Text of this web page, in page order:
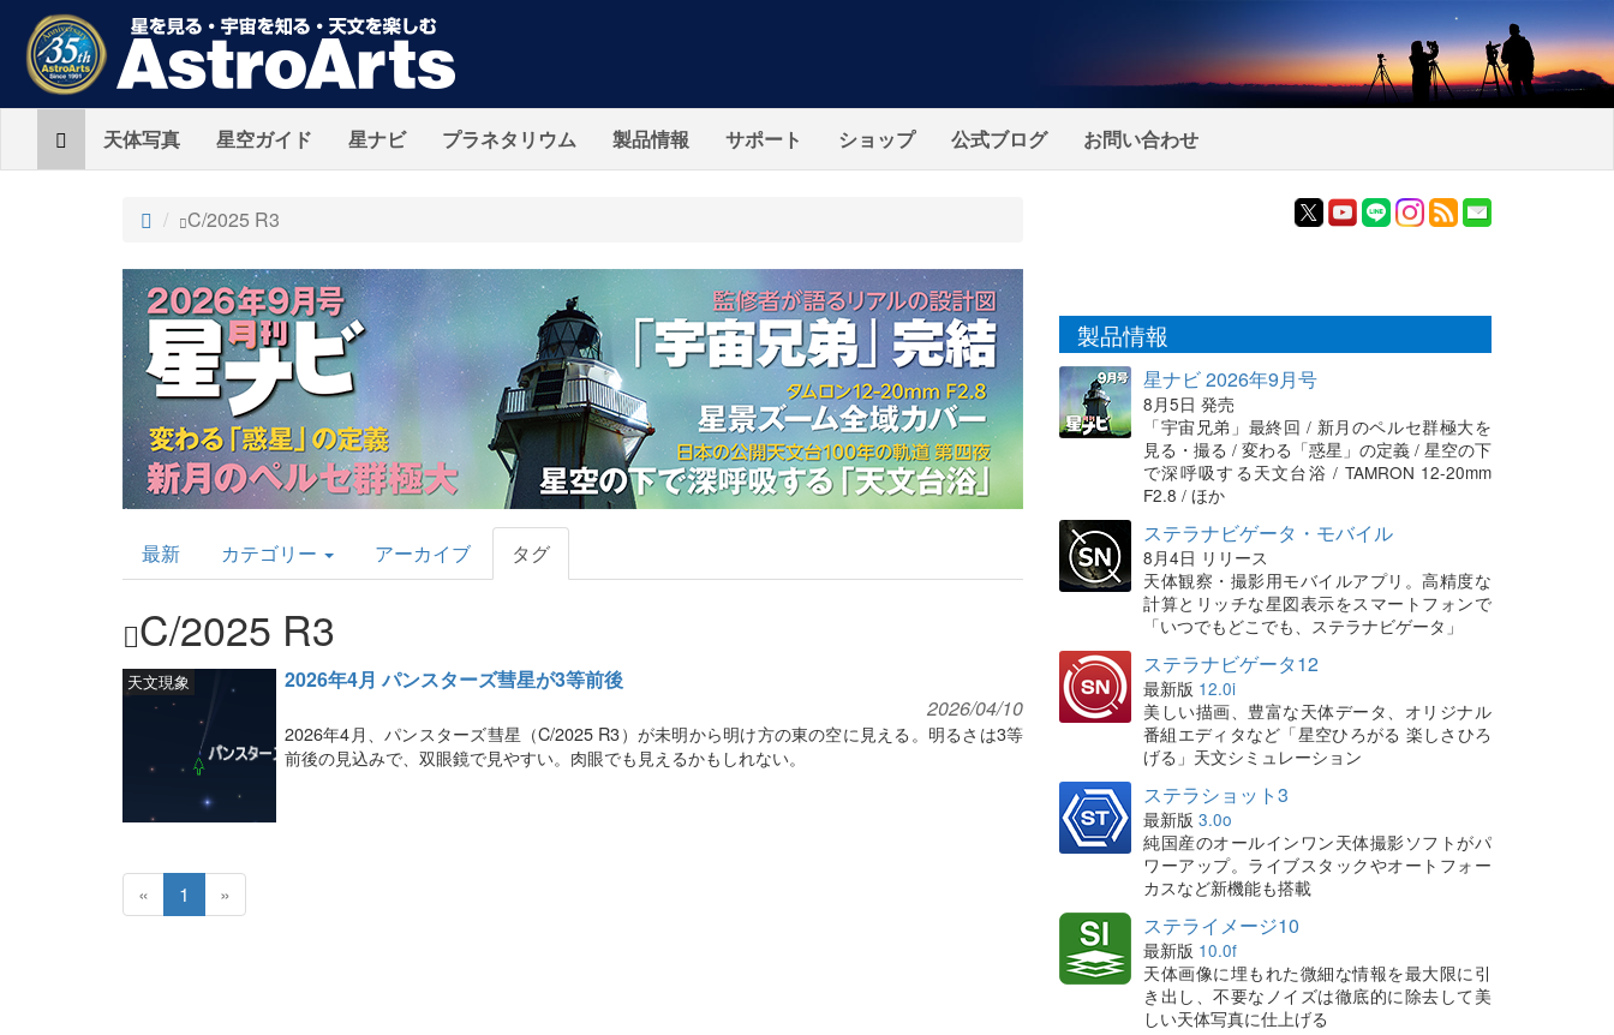
Home天体写真 星空ガイド 星ナビ プラネタリウム 製品情報 サポート ショップ 公式ブログ お問い合わせ
ト
プ
C/2025 R3
AstroArts
Topics
最新 カテゴリー アーカイブ タグ
C/2025 R3
2026年4月 パンスターズ彗星が3等前後
天文現象
2026/04/10
2026年4月、パンスターズ彗星（C/2025 R3）が未明から明け方の東の空に見える。明るさは3等
前後の見込みで、双眼鏡で見やすい。肉眼でも見えるかもしれない。
« 1 »
製品情報
星ナビ 2026年9月号
8月5日 発売
「宇宙兄弟」最終回 / 新月のペルセ群極大を
見る・撮る / 変わる「惑星」の定義 / 星空の下
で深呼吸する天文台浴 / TAMRON 12-20mm
F2.8 / ほか
ステラナビゲータ・モバイル
8月4日 リリース
天体観察・撮影用モバイルアプリ。高精度な
計算とリッチな星図表示をスマートフォンで
「いつでもどこでも、ステラナビゲータ」
ステラナビゲータ12
最新版 12.0i
美しい描画、豊富な天体データ、オリジナル
番組エディタなど「星空ひろがる 楽しさひろ
げる」天文シミュレーション
ステラショット3
最新版 3.0o
純国産のオールインワン天体撮影ソフトがパ
ワーアップ。ライブスタックやオートフォー
カスなど新機能も搭載
ステライメージ10
最新版 10.0f
天体画像に埋もれた微細な情報を最大限に引
き出し、不要なノイズは徹底的に除去して美
しい天体写真に仕上げる